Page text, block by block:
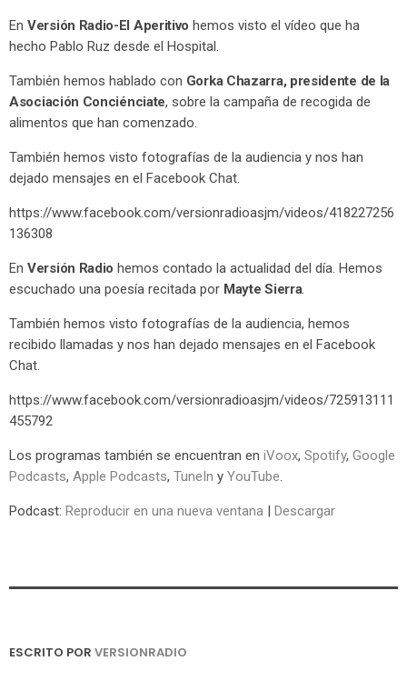
En Versión Radio-El Aperitivo hemos visto el vídeo que ha
hecho Pablo Ruz desde el Hospital.
También hemos hablado con Gorka Chazarra, presidente de la
Asociación Conciénciate, sobre la campaña de recogida de
alimentos que han comenzado.
También hemos visto fotografías de la audiencia y nos han
dejado mensajes en el Facebook Chat.
https://www.facebook.com/versionradioasjm/videos/418227256
136308
En Versión Radio hemos contado la actualidad del día. Hemos
escuchado una poesía recitada por Mayte Sierra.
También hemos visto fotografías de la audiencia, hemos
recibido llamadas y nos han dejado mensajes en el Facebook
Chat.
https://www.facebook.com/versionradioasjm/videos/725913111
455792
Los programas también se encuentran en iVoox, Spotify, Google
Podcasts, Apple Podcasts, TuneIn y YouTube.
Podcast: Reproducir en una nueva ventana | Descargar
ESCRITO POR VERSIONRADIO